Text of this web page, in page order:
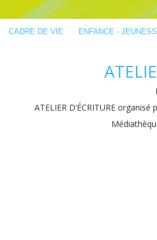
CADRE DE VIE ENFANCE -
ATELIER D’ÉCRITURE